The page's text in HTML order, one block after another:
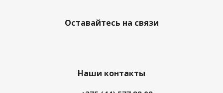
Оставайтесь на связи
Наши контакты